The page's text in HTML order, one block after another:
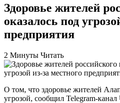
Здоровье жителей
оказалось под
предприятия
2 Минуты Читать
О том, что здоровье жителей
угрозой, сообщил Telegram-канал